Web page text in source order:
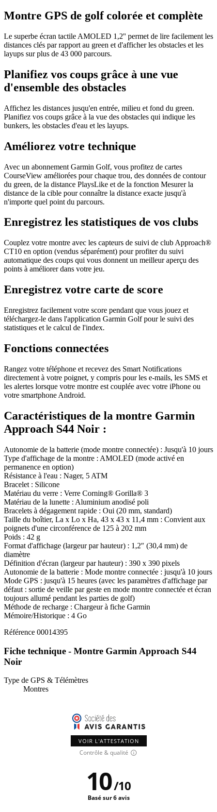
Montre GPS de golf colorée et complète
Le superbe écran tactile AMOLED 1,2'' permet de lire facilement les
distances clés par rapport au green et d'afficher les obstacles et les
layups sur plus de 43 000 parcours.
Planifiez vos coups grâce à une vue
d'ensemble des obstacles
Affichez les distances jusqu'en entrée, milieu et fond du green.
Planifiez vos coups grâce à la vue des obstacles qui indique les
bunkers, les obstacles d'eau et les layups.
Améliorez votre technique
Avec un abonnement Garmin Golf, vous profitez de cartes
CourseView améliorées pour chaque trou, des données de contour
du green, de la distance PlaysLike et de la fonction Mesurer la
distance de la cible pour connaître la distance exacte jusqu'à
n'importe quel point du parcours.
Enregistrez les statistiques de vos clubs
Couplez votre montre avec les capteurs de suivi de club Approach®
CT10 en option (vendus séparément) pour profiter du suivi
automatique des coups qui vous donnent un meilleur aperçu des
points à améliorer dans votre jeu.
Enregistrez votre carte de score
Enregistrez facilement votre score pendant que vous jouez et
téléchargez-le dans l'application Garmin Golf pour le suivi des
statistiques et le calcul de l'index.
Fonctions connectées
Rangez votre téléphone et recevez des Smart Notifications
directement à votre poignet, y compris pour les e-mails, les SMS et
les alertes lorsque votre montre est couplée avec votre iPhone ou
votre smartphone Android.
Caractéristiques de la montre Garmin
Approach S44 Noir :
Autonomie de la batterie (mode montre connectée) : Jusqu'à 10 jours
Type d'affichage de la montre : AMOLED (mode activé en
permanence en option)
Résistance à l'eau : Nager, 5 ATM
Bracelet : Silicone
Matériau du verre : Verre Corning® Gorilla® 3
Matériau de la lunette : Aluminium anodisé poli
Bracelets à dégagement rapide : Oui (20 mm, standard)
Taille du boîtier, La x Lo x Ha, 43 x 43 x 11,4 mm : Convient aux
poignets d'une circonférence de 125 à 202 mm
Poids : 42 g
Format d'affichage (largeur par hauteur) : 1,2″ (30,4 mm) de
diamètre
Définition d'écran (largeur par hauteur) : 390 x 390 pixels
Autonomie de la batterie : Mode montre connectée : jusqu'à 10 jours
Mode GPS : jusqu'à 15 heures (avec les paramètres d'affichage par
défaut : sortie de veille par geste en mode montre connectée et écran
toujours allumé pendant les parties de golf)
Méthode de recharge : Chargeur à fiche Garmin
Mémoire/Historique : 4 Go
Référence 00014395
Fiche technique - Montre Garmin Approach S44
Noir
Type de GPS & Télémètres
Montres
VOIR L'ATTESTATION
Contrôle & qualité
10/10
Basé sur 6 avis